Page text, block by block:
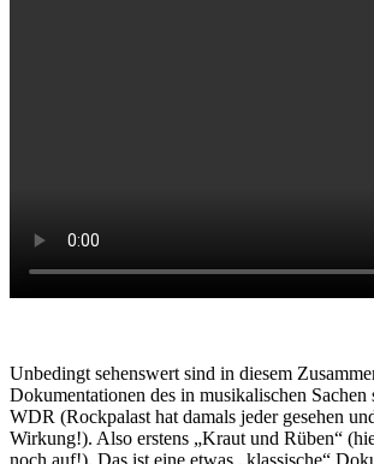
Unbedingt sehenswert sind in diesem
Dokumentationen des in musikalischen Sachen
WDR (Rockpalast hat damals jeder gesehen
Wirkung!). Also erstens „Kraut und Rüben“
noch auf!). Das ist eine etwas „klassische“